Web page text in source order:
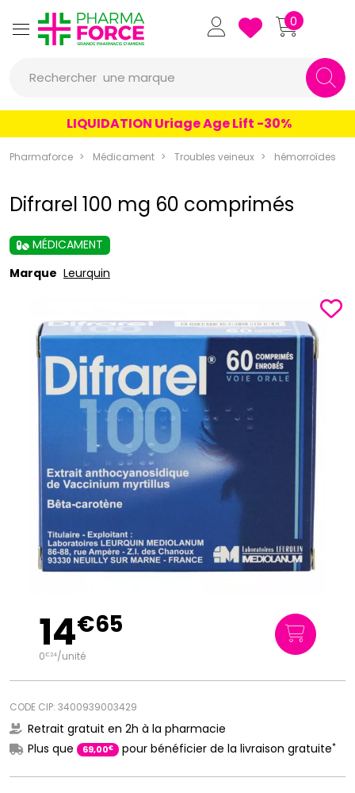
Pharmaforce Grande Pharmacie
0
Rechercher une marque
un conseil
un produit
LIQUIDATION Uriage Age Lift -30%
Pharmaforce Médicament Troubles veineux hémorroïdes
Difrarel 100 mg 60 comprimés
MÉDICAMENT
Marque Leurquin
14€65
0€24/unité
CODE CIP: 3400939003429
Retrait gratuit en 2h à la pharmacie
Plus que
69,00€ pour bénéficier de la livraison gratuite*